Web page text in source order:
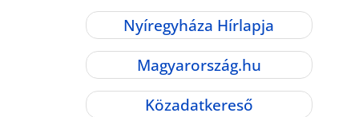
Nyíregyháza Hírlapja
Magyarország.hu
Közadatkereső